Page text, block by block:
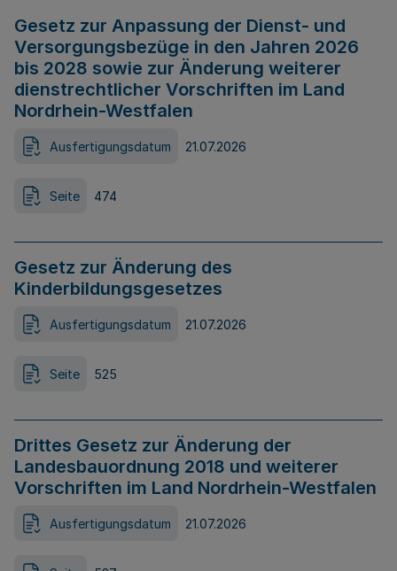
Gesetz zur Anpassung der Dienst- und
Versorgungsbezüge in den Jahren 2026
bis 2028 sowie zur Änderung weiterer
dienstrechtlicher Vorschriften im Land
Nordrhein-Westfalen
Ausfertigungsdatum 21.07.2026
Seite 474
Gesetz zur Änderung des
Kinderbildungsgesetzes
Ausfertigungsdatum 21.07.2026
Seite 525
Drittes Gesetz zur Änderung der
Landesbauordnung 2018 und weiterer
Vorschriften im Land Nordrhein-Westfalen
Ausfertigungsdatum 21.07.2026